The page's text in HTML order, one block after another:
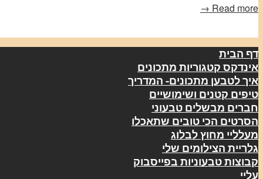
Read more →
דף הבית
אינדקס קטגוריות מתכונים
איך לטבען מתכונים- המדריך
טיפים קטנים ושימושיים
חברים מבשלים טבעוני
הסרטים הכי טובים שתאכלו
מעלליי מחוץ לבלוג
גלריית הצילומים שלי
קבוצות טבעוניות בפייסבוק
עליי